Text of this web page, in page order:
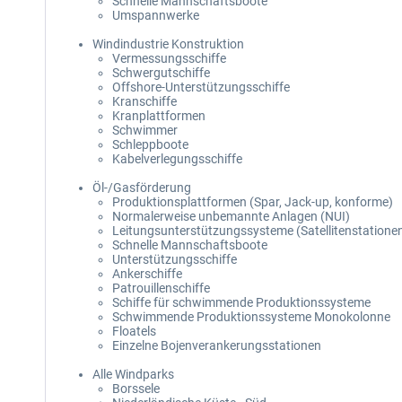
Umspannwerke
Windindustrie Konstruktion
Vermessungsschiffe
Schwergutschiffe
Offshore-Unterstützungsschiffe
Kranschiffe
Kranplattformen
Schwimmer
Schleppboote
Kabelverlegungsschiffe
Öl-/Gasförderung
Produktionsplattformen (Spar, Jack-up, konforme)
Normalerweise unbemannte Anlagen (NUI)
Leitungsunterstützungssysteme
Schnelle Mannschaftsboote
Unterstützungsschiffe
Ankerschiffe
Patrouillenschiffe
Schiffe für schwimmende Produktionssysteme
Schwimmende Produktionssysteme Monokolonne
Floatels
Einzelne Bojenverankerungsstationen
Alle Windparks
Borssele